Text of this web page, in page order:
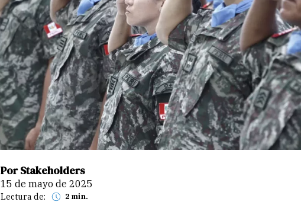
Por Stakeholders
15 de mayo de 2025
Lectura de: 2 min.